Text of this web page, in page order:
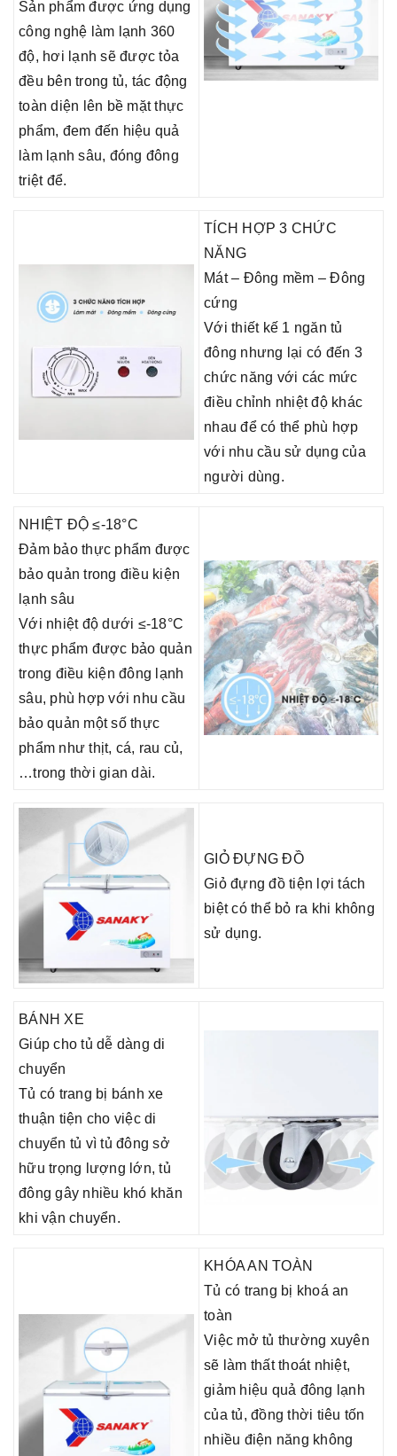
Sản phẩm được ứng dụng
công nghệ làm lạnh 360
độ, hơi lạnh sẽ được tỏa
đều bên trong tủ, tác động
toàn diện lên bề mặt thực
phẩm, đem đến hiệu quả
làm lạnh sâu, đóng đông
triệt để.
TÍCH HỢP 3 CHỨC
NĂNG
Mát – Đông mềm – Đông
cứng
Với thiết kế 1 ngăn tủ
đông nhưng lại có đến 3
chức năng với các mức
điều chỉnh nhiệt độ khác
nhau để có thể phù hợp
với nhu cầu sử dụng của
người dùng.
NHIỆT ĐỘ ≤-18°C
Đảm bảo thực phẩm được
bảo quản trong điều kiện
lạnh sâu
Với nhiệt độ dưới ≤-18°C
thực phẩm được bảo quản
trong điều kiện đông lạnh
sâu, phù hợp với nhu cầu
bảo quản một số thực
phẩm như thịt, cá, rau củ,
…trong thời gian dài.
GIỎ ĐỰNG ĐỒ
Giỏ đựng đồ tiện lợi tách
biệt có thể bỏ ra khi không
sử dụng.
BÁNH XE
Giúp cho tủ dễ dàng di
chuyển
Tủ có trang bị bánh xe
thuận tiện cho việc di
chuyển tủ vì tủ đông sở
hữu trọng lượng lớn, tủ
đông gây nhiều khó khăn
khi vận chuyển.
KHÓA AN TOÀN
Tủ có trang bị khoá an
toàn
Việc mở tủ thường xuyên
sẽ làm thất thoát nhiệt,
giảm hiệu quả đông lạnh
của tủ, đồng thời tiêu tốn
nhiều điện năng không